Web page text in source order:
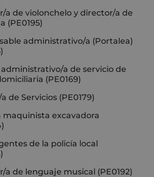
a de violonchelo y director/a de
(PE0195)
administrativo/a (Portalea)
a de servicio de
(PE0169)
de Servicios (PE0179)
maquinista excavadora
de la policía local
a de lenguaje musical (PE0192)